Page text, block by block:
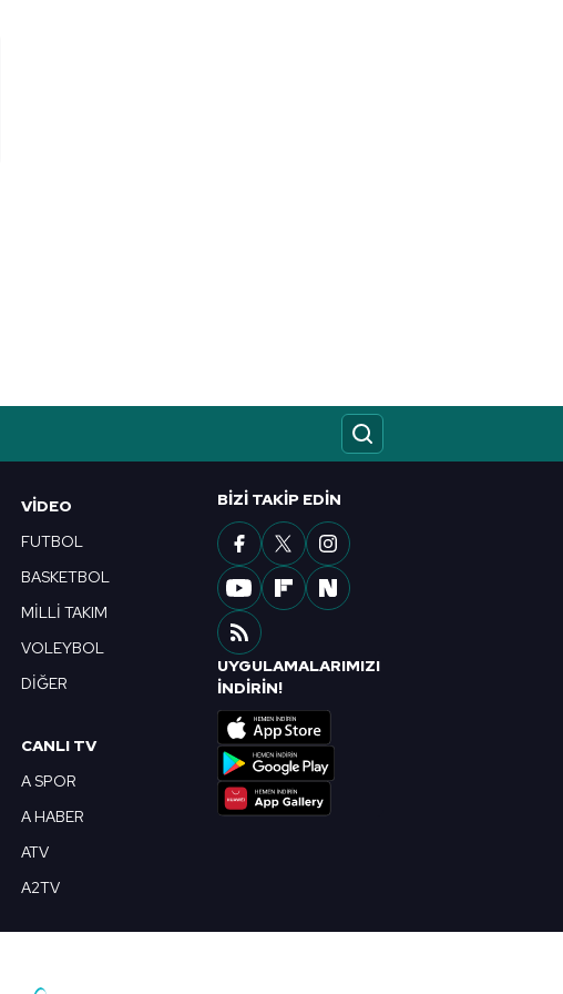
VIDEO
FUTBOL
BASKETBOL
MİLLİ TAKIM
VOLEYBOL
DİĞER
CANLI TV
A SPOR
A HABER
ATV
A2TV
BIZI TAKIP EDIN
UYGULAMALARIMIZI
İNDİRİN!